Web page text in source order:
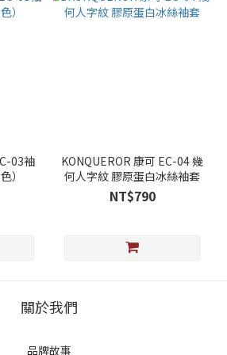
03袖
）
KONQUEROR 康可 EC-04 幾
何人字紋 膠原蛋白冰絲袖套
NT$790
關於我們
品牌故事